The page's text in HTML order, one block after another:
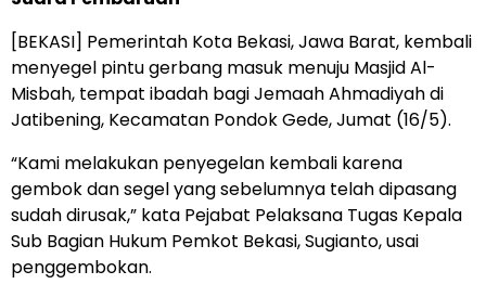
[BEKASI] Pemerintah Kota Bekasi, Jawa Barat, kembali
menyegel pintu gerbang masuk menuju Masjid Al-
Misbah, tempat ibadah bagi Jemaah Ahmadiyah di
Jatibening, Kecamatan Pondok Gede, Jumat (16/5).
“Kami melakukan penyegelan kembali karena
gembok dan segel yang sebelumnya telah dipasang
sudah dirusak,” kata Pejabat Pelaksana Tugas Kepala
Sub Bagian Hukum Pemkot Bekasi, Sugianto, usai
penggembokan.